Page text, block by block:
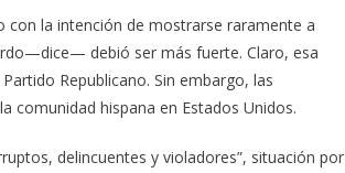
con la intención de mostrarse raramente a
debió ser más fuerte. Claro, esa
Republicano. Sin embargo, las
comunidad hispana en Estados Unidos.
delincuentes y violadores”, situación por